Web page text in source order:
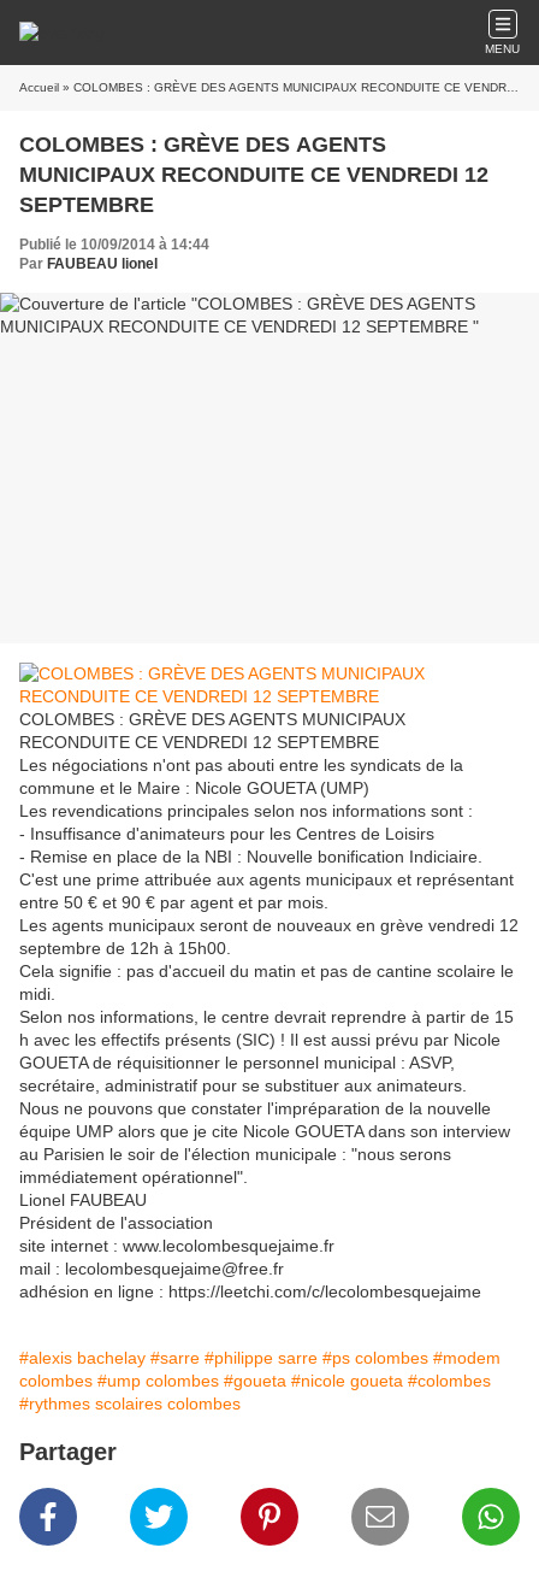
MENU
Accueil » COLOMBES : GRÈVE DES AGENTS MUNICIPAUX RECONDUITE CE VENDREDI 12 SEPTEMBRE
COLOMBES : GRÈVE DES AGENTS
MUNICIPAUX RECONDUITE CE VENDREDI 12
SEPTEMBRE
Publié le 10/09/2014 à 14:44
Par FAUBEAU lionel
COLOMBES : GRÈVE DES AGENTS MUNICIPAUX
RECONDUITE CE VENDREDI 12 SEPTEMBRE
Les négociations n'ont pas abouti entre les syndicats de la
commune et le Maire : Nicole GOUETA (UMP)
Les revendications principales selon nos informations sont :
- Insuffisance d'animateurs pour les Centres de Loisirs
- Remise en place de la NBI : Nouvelle bonification Indiciaire.
C'est une prime attribuée aux agents municipaux et représentant
entre 50 € et 90 € par agent et par mois.
Les agents municipaux seront de nouveaux en grève vendredi 12
septembre de 12h à 15h00.
Cela signifie : pas d'accueil du matin et pas de cantine scolaire le
midi.
Selon nos informations, le centre devrait reprendre à partir de 15
h avec les effectifs présents (SIC) ! Il est aussi prévu par Nicole
GOUETA de réquisitionner le personnel municipal : ASVP,
secrétaire, administratif pour se substituer aux animateurs.
Nous ne pouvons que constater l'impréparation de la nouvelle
équipe UMP alors que je cite Nicole GOUETA dans son interview
au Parisien le soir de l'élection municipale : "nous serons
immédiatement opérationnel".
Lionel FAUBEAU
Président de l'association
site internet : www.lecolombesquejaime.fr
mail : lecolombesquejaime@free.fr
adhésion en ligne : https://leetchi.com/c/lecolombesquejaime
#alexis bachelay #sarre #philippe sarre #ps colombes #modem
colombes #ump colombes #goueta #nicole goueta #colombes
#rythmes scolaires colombes
Partager